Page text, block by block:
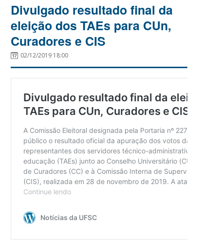
Divulgado resultado final da
eleição dos TAEs para CUn,
Curadores e CIS
02/12/2019 18:00